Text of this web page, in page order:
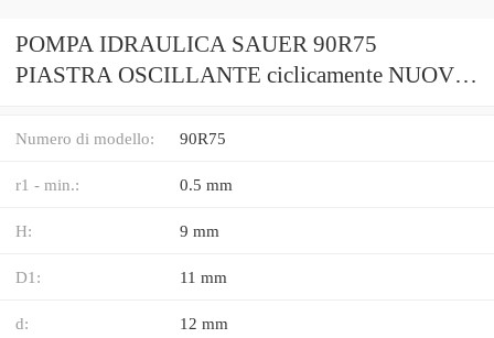
POMPA IDRAULICA SAUER 90R75
PIASTRA OSCILLANTE ciclicamente NUOVO
Numero di modello: 90R75
r1 - min.: 0.5 mm
H: 9 mm
D1: 11 mm
d: 12 mm